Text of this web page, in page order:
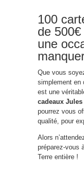
100
de
une
Que vous
simplement en
est une
cadeaux
pourrez vous
qualité, pour
Alors
préparez-vous
Terre entière !